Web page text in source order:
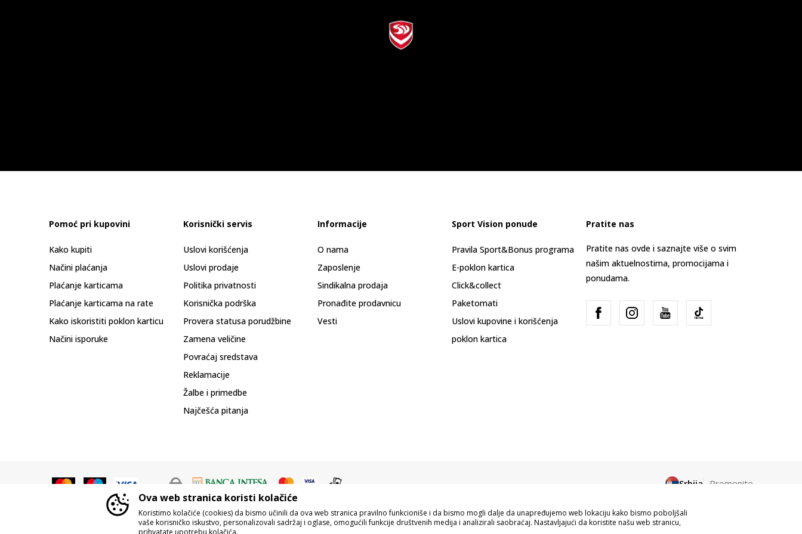
Pomoć pri kupovini
Kako kupiti
Načini plaćanja
Plaćanje karticama
Plaćanje karticama na rate
Kako iskoristiti poklon karticu
Načini isporuke
Korisnički servis
Uslovi korišćenja
Uslovi prodaje
Politika privatnosti
Korisnička podrška
Provera statusa porudžbine
Zamena veličine
Povraćaj sredstava
Reklamacije
Žalbe i primedbe
Najčešća pitanja
Informacije
O nama
Zaposlenje
Sindikalna prodaja
Pronađite prodavnicu
Vesti
Sport Vision ponude
Pravila Sport&Bonus programa
E-poklon kartica
Click&collect
Paketomati
Uslovi kupovine i korišćenja
poklon kartica
Pratite nas
Pratite nas ovde i saznajte više o svim
našim aktuelnostima, promocijama i
ponudama.
Srbija Promenite
Ova web stranica koristi kolačiće
Koristimo kolačiće (cookies) da bismo učinili da ova web stranica pravilno funkcioniše i da bismo mogli dalje da unapređujemo web lokaciju kako bismo poboljšali
vaše korisničko iskustvo, personalizovali sadržaj i oglase, omogućili funkcije društvenih medija i analizirali saobraćaj. Nastavljajući da koristite našu web stranicu,
prihvatate upotrebu kolačića.